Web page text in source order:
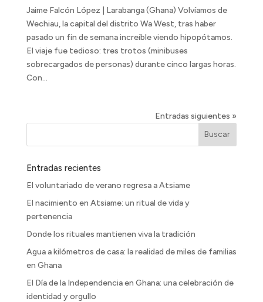
Jaime Falcón López | Larabanga (Ghana) Volvíamos de
Wechiau, la capital del distrito Wa West, tras haber
pasado un fin de semana increíble viendo hipopótamos.
El viaje fue tedioso: tres trotos (minibuses
sobrecargados de personas) durante cinco largas horas.
Con...
Entradas siguientes »
Entradas recientes
El voluntariado de verano regresa a Atsiame
El nacimiento en Atsiame: un ritual de vida y
pertenencia
Donde los rituales mantienen viva la tradición
Agua a kilómetros de casa: la realidad de miles de familias
en Ghana
El Día de la Independencia en Ghana: una celebración de
identidad y orgullo